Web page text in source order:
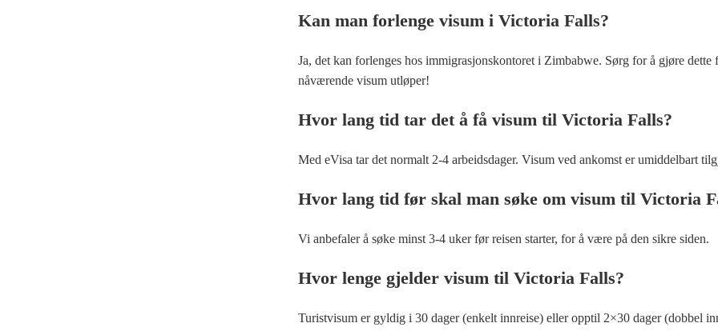
Kan man forlenge visum i Victoria Falls?
Ja, det kan forlenges hos immigrasjonskontoret i Zimbabwe. Sørg for å gjøre dette
nåværende visum utløper!
Hvor lang tid tar det å få visum til Victoria Falls?
Med eVisa tar det normalt 2-4 arbeidsdager. Visum ved ankomst er umiddelbart
Hvor lang tid før skal man søke om visum til Victoria
Vi anbefaler å søke minst 3-4 uker før reisen starter, for å være på den sikre siden.
Hvor lenge gjelder visum til Victoria Falls?
Turistvisum er gyldig i 30 dager (enkelt innreise) eller opptil 2×30 dager (dobbel